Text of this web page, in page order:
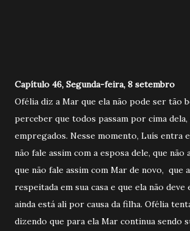
Capítulo 46, Segunda-feira, 8 setembro
Ofélia diz a Mar que ela não pode ser tão
perceber que todos passam por cima dela,
empregados. Nesse momento, Luís entra
não fale assim com a esposa dele, que não
que não fale assim com Mar de novo, que
respeitada em sua casa e que ela não deve
ainda está ali por causa da filha. Ofélia
dizendo que para ela Mar continua sendo